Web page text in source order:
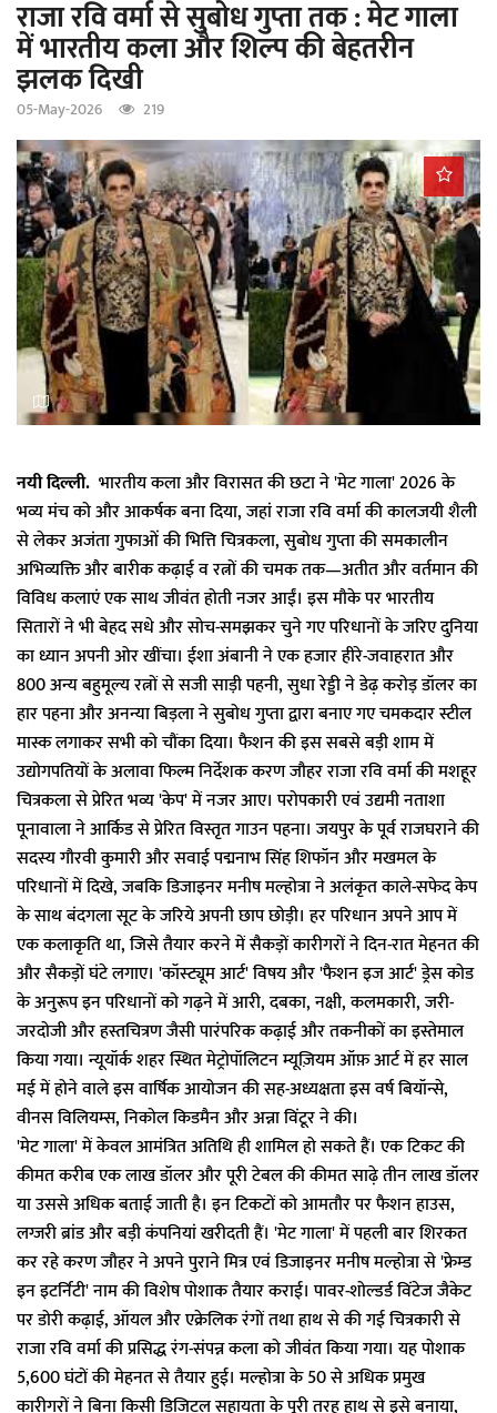
a
t
i
o
राजा रवि वर्मा से सुबोध गुप्ता तक : मेट गाला
में भारतीय कला और शिल्प की बेहतरीन
झलक दिखी
05-May-2026 219
नयी दिल्ली. भारतीय कला और विरासत की छटा ने 'मेट गाला' 2026 के
भव्य मंच को और आकर्षक बना दिया, जहां राजा रवि वर्मा की कालजयी शैली
से लेकर अजंता गुफाओं की भित्ति चित्रकला, सुबोध गुप्ता की समकालीन
अभिव्यक्ति और बारीक कढ़ाई व रत्नों की चमक तक—अतीत और वर्तमान की
विविध कलाएं एक साथ जीवंत होती नजर आईं। इस मौके पर भारतीय
सितारों ने भी बेहद सधे और सोच-समझकर चुने गए परिधानों के जरिए दुनिया
का ध्यान अपनी ओर खींचा। ईशा अंबानी ने एक हजार हीरे-जवाहरात और
800 अन्य बहुमूल्य रत्नों से सजी साड़ी पहनी, सुधा रेड्डी ने डेढ़ करोड़ डॉलर का
हार पहना और अनन्या बिड़ला ने सुबोध गुप्ता द्वारा बनाए गए चमकदार स्टील
मास्क लगाकर सभी को चौंका दिया। फैशन की इस सबसे बड़ी शाम में
उद्योगपतियों के अलावा फिल्म निर्देशक करण जौहर राजा रवि वर्मा की मशहूर
चित्रकला से प्रेरित भव्य 'केप' में नजर आए। परोपकारी एवं उद्यमी नताशा
पूनावाला ने आर्किड से प्रेरित विस्तृत गाउन पहना। जयपुर के पूर्व राजघराने की
सदस्य गौरवी कुमारी और सवाई पद्मनाभ सिंह शिफॉन और मखमल के
परिधानों में दिखे, जबकि डिजाइनर मनीष मल्होत्रा ने अलंकृत काले-सफेद केप
के साथ बंदगला सूट के जरिये अपनी छाप छोड़ी। हर परिधान अपने आप में
एक कलाकृति था, जिसे तैयार करने में सैकड़ों कारीगरों ने दिन-रात मेहनत की
और सैकड़ों घंटे लगाए। 'कॉस्ट्यूम आर्ट' विषय और 'फैशन इज आर्ट' ड्रेस कोड
के अनुरूप इन परिधानों को गढ़ने में आरी, दबका, नक्षी, कलमकारी, जरी-
जरदोजी और हस्तचित्रण जैसी पारंपरिक कढ़ाई और तकनीकों का इस्तेमाल
किया गया। न्यूयॉर्क शहर स्थित मेट्रोपॉलिटन म्यूज़ियम ऑफ़ आर्ट में हर साल
मई में होने वाले इस वार्षिक आयोजन की सह-अध्यक्षता इस वर्ष बियॉन्से,
वीनस विलियम्स, निकोल किडमैन और अन्ना विंटूर ने की।
'मेट गाला' में केवल आमंत्रित अतिथि ही शामिल हो सकते हैं। एक टिकट की
कीमत करीब एक लाख डॉलर और पूरी टेबल की कीमत साढ़े तीन लाख डॉलर
या उससे अधिक बताई जाती है। इन टिकटों को आमतौर पर फैशन हाउस,
लग्जरी ब्रांड और बड़ी कंपनियां खरीदती हैं। 'मेट गाला' में पहली बार शिरकत
कर रहे करण जौहर ने अपने पुराने मित्र एवं डिजाइनर मनीष मल्होत्रा से 'फ्रेम्ड
इन इटर्निटी' नाम की विशेष पोशाक तैयार कराई। पावर-शोल्डर्ड विंटेज जैकेट
पर डोरी कढ़ाई, ऑयल और एक्रेलिक रंगों तथा हाथ से की गई चित्रकारी से
राजा रवि वर्मा की प्रसिद्ध रंग-संपन्न कला को जीवंत किया गया। यह पोशाक
5,600 घंटों की मेहनत से तैयार हुई। मल्होत्रा के 50 से अधिक प्रमुख